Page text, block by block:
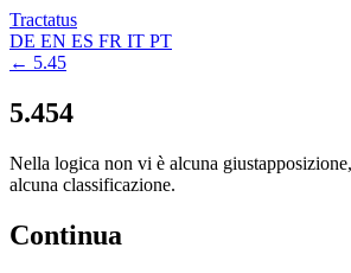
Tractatus
DE EN ES FR IT PT
← 5.45
5.454
Nella logica non vi è alcuna
alcuna classificazione.
Continua